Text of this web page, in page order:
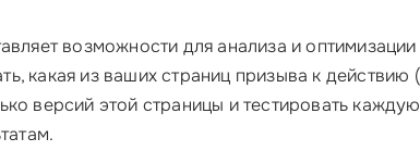
возможности для анализа и
какая из ваших страниц призыва к
версий этой страницы и тестировать